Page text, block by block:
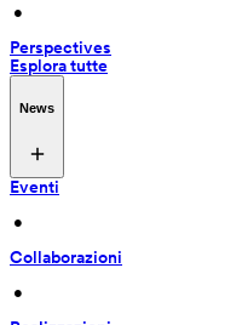
•
Perspectives
Esplora tutte
News
Eventi
•
Collaborazioni
•